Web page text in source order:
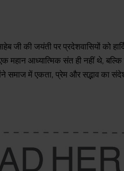
जी की जयंती पर प्रदेशवासियों को
महान आध्यात्मिक संत ही नहीं थे,
समाज में एकता, प्रेम और सद्भाव का